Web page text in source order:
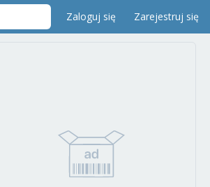
Zaloguj się Zarejestruj się